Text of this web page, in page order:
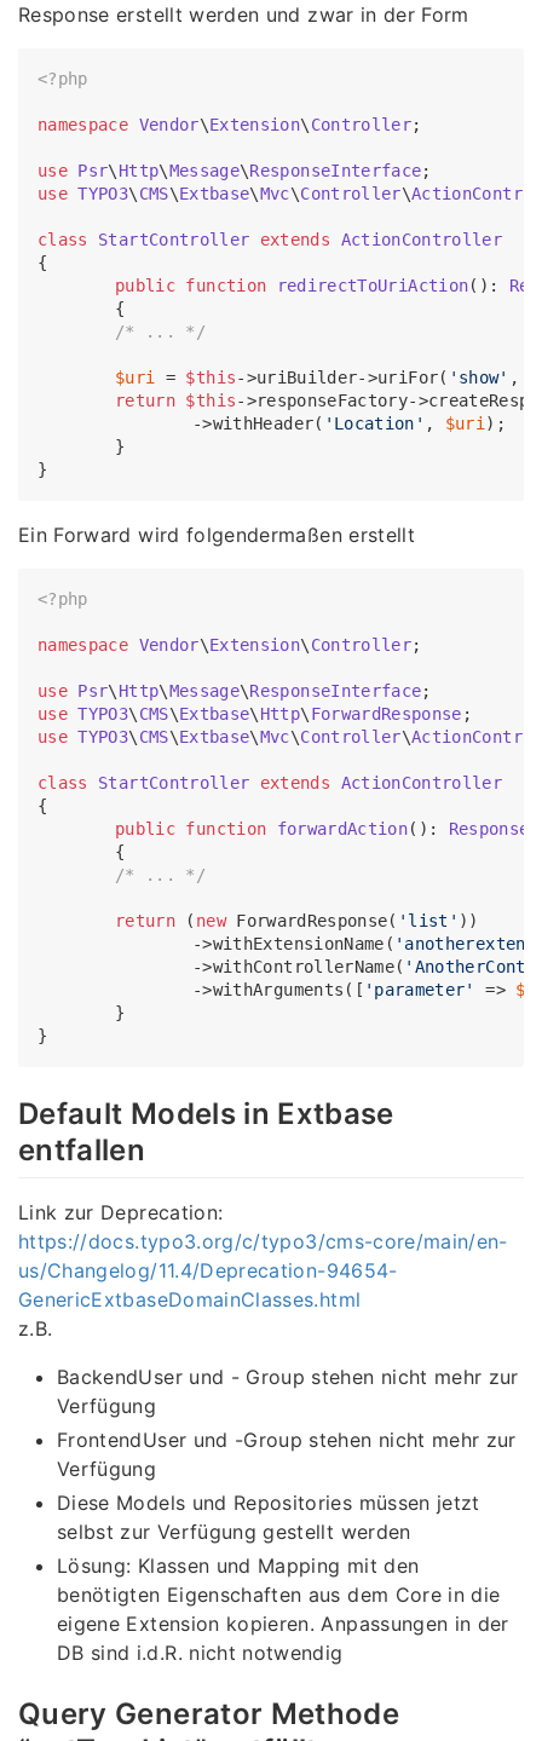
Response erstellt werden und zwar in der Form
<?php
namespace Vendor\Extension\ Controller;
use Psr\ Http\Message\ResponseInterface
use TYPO3\ CMS\Extbase\Mvc\Controller\
class StartController extends
ActionController
{
public function redirectToUriAction( ):
{
/* ... */
$uri = $this->uriBuilder->uriFor( 'show' , [
return $this->responseFactory-
        	->withHeader(
'Location' , $uri );
Ein Forward wird folgendermaßen erstellt
<?php
namespace Vendor\Extension\ Controller;
use Psr\ Http\Message\ResponseInterface
use TYPO3\ CMS\Extbase\ Http\ ForwardResponse
use TYPO3\ CMS\Extbase\Mvc\Controller\
class StartController extends
ActionController
{
public function forwardAction( ):
{
/* ... */
return ( new ForwardResponse( 'list' ))
        	->withExtensionName(
        	->withControllerName(
        	->withArguments([
'parameter' =>
Default Models in Extbase
entfallen
Link zur Deprecation:
https://docs.typo3.org/c/typo3/cms-core/main/en-
us/Changelog/11.4/Deprecation-94654-
GenericExtbaseDomainClasses.html
z.B.
BackendUser und - Group stehen nicht mehr zur
Verfügung
FrontendUser und -Group stehen nicht mehr zur
Verfügung
Diese Models und Repositories müssen jetzt
selbst zur Verfügung gestellt werden
Lösung: Klassen und Mapping mit den
benötigten Eigenschaften aus dem Core in die
eigene Extension kopieren. Anpassungen in der
DB sind i.d.R. nicht notwendig
Query Generator Methode